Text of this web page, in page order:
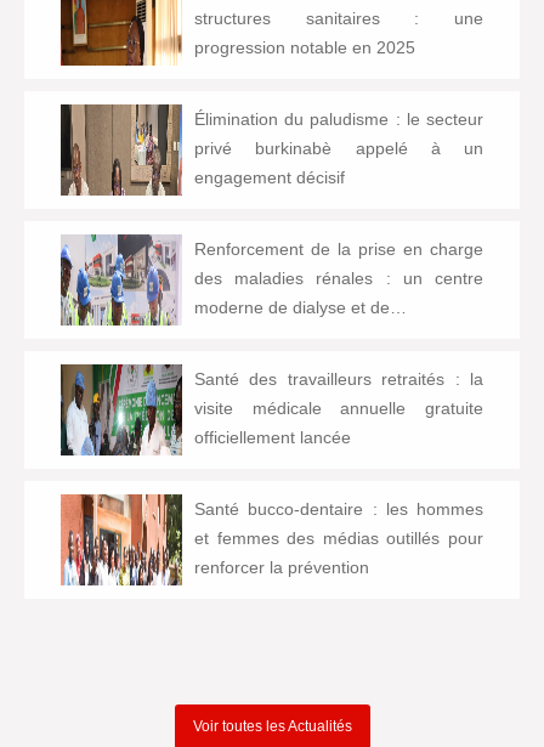
structures sanitaires : une
progression notable en 2025
Élimination du paludisme : le secteur
privé burkinabè appelé à un
engagement décisif
Renforcement de la prise en charge
des maladies rénales : un centre
moderne de dialyse et de…
Santé des travailleurs retraités : la
visite médicale annuelle gratuite
officiellement lancée
Santé bucco-dentaire : les hommes
et femmes des médias outillés pour
renforcer la prévention
Voir toutes les Actualités